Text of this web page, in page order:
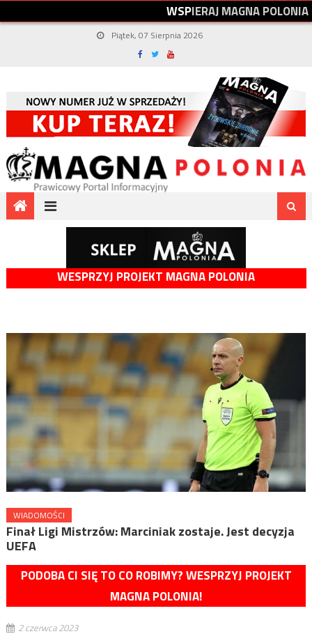
WSPIERAJMAGNAPOLONIA
Piątek, 07 Sierpnia 2026
WESPRZYJ PROJEKT MAGNA POLONIA
WIADOMOŚCI
Finał Ligi Mistrzów: Marciniak zostaje. Jest decyzja
UEFA
PODOBA CI SIĘ TO CO ROBIMY? WESPRZYJ PROJEKT
MAGNA POLONIA!
2 czerwca 2023